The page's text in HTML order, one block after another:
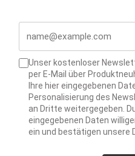
Unser kostenloser
per E-Mail über
Ihre hier eingegebenen
Personalisierung des
an Dritte weitergegeben.
eingegebenen Daten
ein und bestätigen unsere